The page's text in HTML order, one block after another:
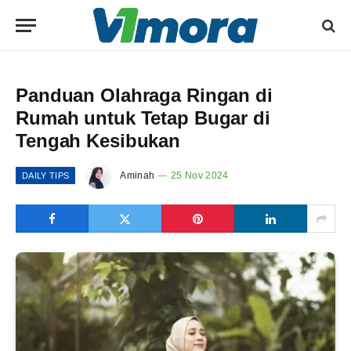
Panduan Olahraga Ringan di
Rumah untuk Tetap Bugar di
Tengah Kesibukan
DAILY TIPS Aminah 25 Nov 2024